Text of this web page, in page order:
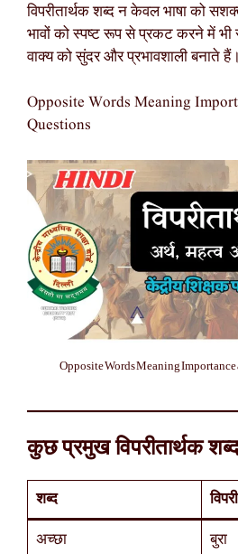
विपरीतार्थक शब्द न केवल भाषा को
भावों को स्पष्ट रूप से प्रकट करने में
वाक्य को सुंदर और प्रभावशाली बनाते हैं।
Opposite Words Meaning
Questions
Opposite Words Meaning Importance
कुछ प्रमुख विपरीतार्थक शब्द
शब्द
अच्छा बुरा